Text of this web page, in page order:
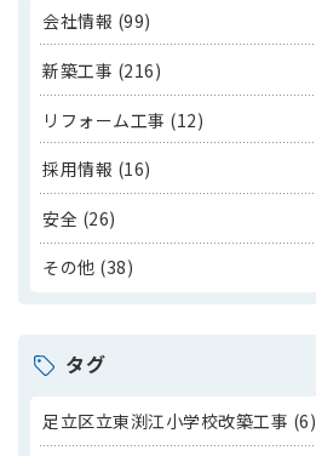
会社情報 (99)
新築工事 (216)
リフォーム工事 (12)
採用情報 (16)
安全 (26)
その他 (38)
タグ
足立区立東渕江小学校改築工事 (6)